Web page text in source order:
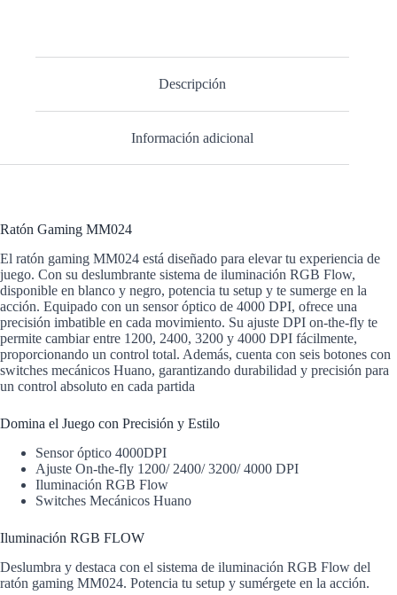
Descripción
Información adicional
Ratón Gaming MM024
El ratón gaming MM024 está diseñado para elevar tu experiencia de
juego. Con su deslumbrante sistema de iluminación RGB Flow,
disponible en blanco y negro, potencia tu setup y te sumerge en la
acción. Equipado con un sensor óptico de 4000 DPI, ofrece una
precisión imbatible en cada movimiento. Su ajuste DPI on-the-fly te
permite cambiar entre 1200, 2400, 3200 y 4000 DPI fácilmente,
proporcionando un control total. Además, cuenta con seis botones con
switches mecánicos Huano, garantizando durabilidad y precisión para
un control absoluto en cada partida
Domina el Juego con Precisión y Estilo
Sensor óptico 4000DPI
Ajuste On-the-fly 1200/ 2400/ 3200/ 4000 DPI
Iluminación RGB Flow
Switches Mecánicos Huano
Iluminación RGB FLOW
Deslumbra y destaca con el sistema de iluminación RGB Flow del
ratón gaming MM024. Potencia tu setup y sumérgete en la acción.